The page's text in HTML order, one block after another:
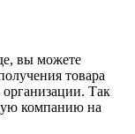
вы можете
товара
организации. Так
компанию на